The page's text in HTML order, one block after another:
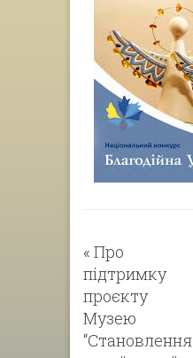
« Про
підтримку
проєкту
Музею
“Становлення